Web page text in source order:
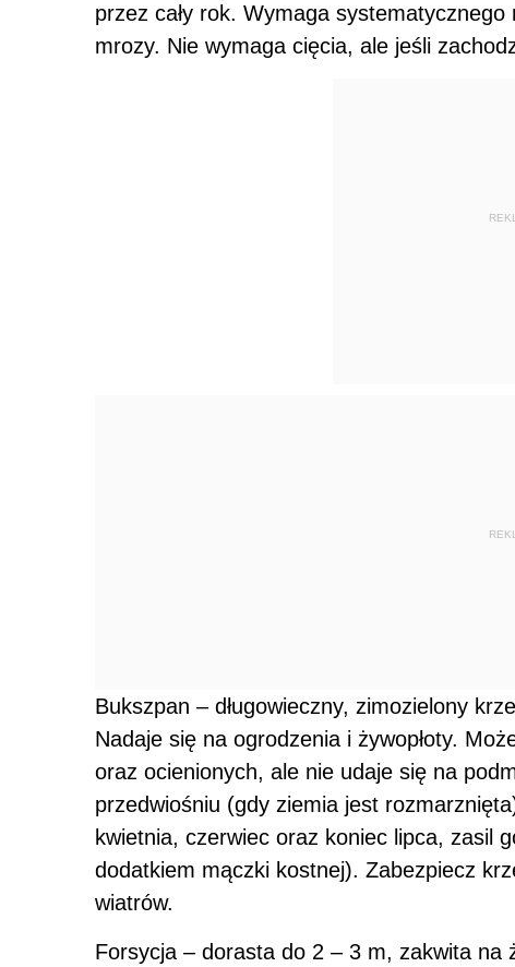
przez cały rok. Wymaga
mrozy. Nie wymaga cięcia, ale jeśli
Bukszpan – długowieczny, zimozielony
Nadaje się na ogrodzenia i żywopłoty.
oraz ocienionych, ale nie udaje się na
przedwiośniu (gdy ziemia jest
kwietnia, czerwiec oraz koniec lipca, zasil
dodatkiem mączki kostnej). Zabezpiecz
wiatrów.
Forsycja – dorasta do 2 – 3 m, zakwita na